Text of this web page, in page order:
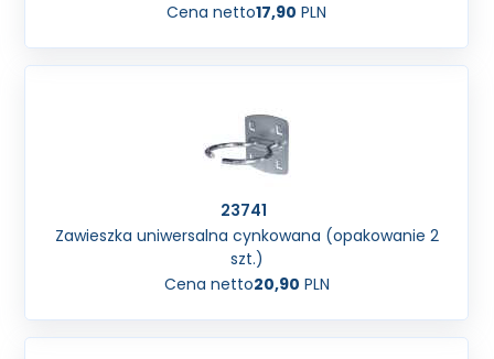
Cena netto17,90 PLN
23741
Zawieszka uniwersalna cynkowana (opakowanie 2
szt.)
Cena netto20,90 PLN